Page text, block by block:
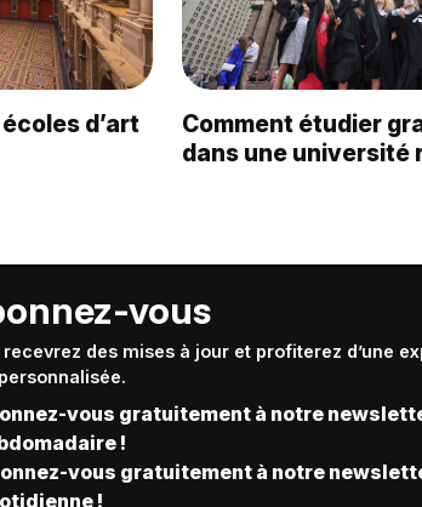
d’art
Comment étudier
dans une université
vous
recevrez des mises à jour et profiterez d’une
vous gratuitement à notre
!
vous gratuitement à notre
!